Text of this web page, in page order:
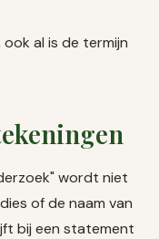
al is de termijn
wordt niet
of de naam van
bij een statement